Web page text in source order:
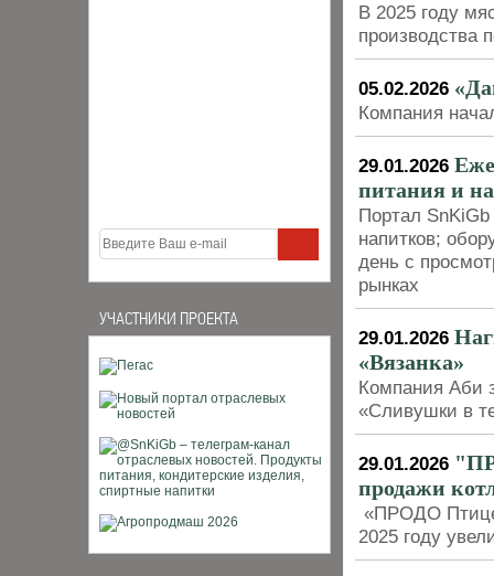
УЧАСТНИКИ ПРОЕКТА
В 2025 году
производства
05.02.2026
Компания
29.01.2026
питания и
Портал SnKiGb
напитков;
день с
рынках
29.01.2026
«Вязанка»
Компания Аби
«Сливушки в
29.01.2026
продажи
«ПРОДО
2025 году